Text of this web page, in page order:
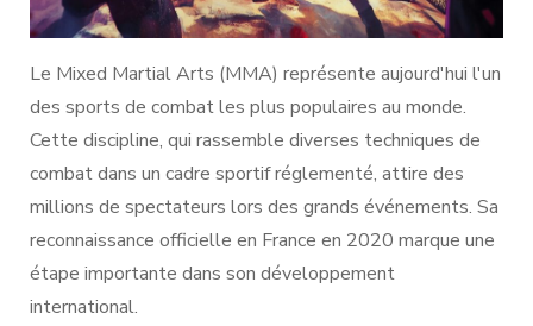
Le Mixed Martial Arts (MMA) représente aujourd'hui l'un
des sports de combat les plus populaires au monde.
Cette discipline, qui rassemble diverses techniques de
combat dans un cadre sportif réglementé, attire des
millions de spectateurs lors des grands événements. Sa
reconnaissance officielle en France en 2020 marque une
étape importante dans son développement
international.